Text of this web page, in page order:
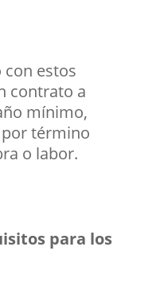
estos
contrato a
mínimo,
término
o labor.
para los